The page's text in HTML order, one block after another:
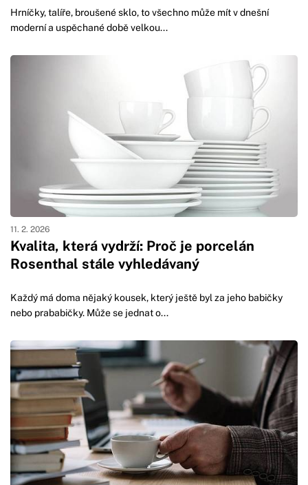
Hrníčky, talíře, broušené sklo, to všechno může mít v dnešní
moderní a uspěchané době velkou...
Kvalita, která vydrží: Proč je porcelán
Rosenthal stále vyhledávaný
11. 2. 2026
Každý má doma nějaký kousek, který ještě byl za jeho babičky
nebo prababičky. Může se jednat o...